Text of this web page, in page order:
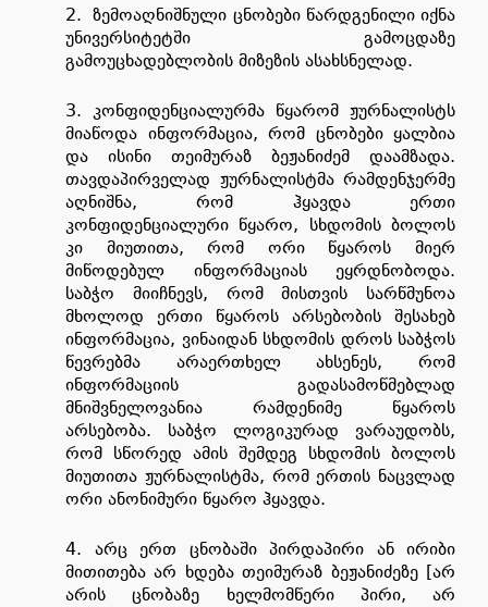
2. ზემოაღნიშნული ცნობები წარდგენილი იქნა
უნივერსიტეტში გამოცდაზე
გამოუცხადებლობის მიზეზის ასახსნელად.
3. კონფიდენციალურმა წყარომ ჟურნალისტს
მიაწოდა ინფორმაცია, რომ ცნობები ყალბია
და ისინი თეიმურაზ ბეჟანიძემ დაამზადა.
თავდაპირველად ჟურნალისტმა რამდენჯერმე
აღნიშნა, რომ ჰყავდა ერთი
კონფიდენციალური წყარო, სხდომის ბოლოს
კი მიუთითა, რომ ორი წყაროს მიერ
მიწოდებულ ინფორმაციას ეყრდნობოდა.
საბჭო მიიჩნევს, რომ მისთვის სარწმუნოა
მხოლოდ ერთი წყაროს არსებობის შესახებ
ინფორმაცია, ვინაიდან სხდომის დროს საბჭოს
წევრებმა არაერთხელ ახსენეს, რომ
ინფორმაციის გადასამოწმებლად
მნიშვნელოვანია რამდენიმე წყაროს
არსებობა. საბჭო ლოგიკურად ვარაუდობს,
რომ სწორედ ამის შემდეგ სხდომის ბოლოს
მიუთითა ჟურნალისტმა, რომ ერთის ნაცვლად
ორი ანონიმური წყარო ჰყავდა.
4. არც ერთ ცნობაში პირდაპირი ან ირიბი
მითითება არ ხდება თეიმურაზ ბეჟანიძეზე [არ
არის ცნობაზე ხელმომწერი პირი, არ